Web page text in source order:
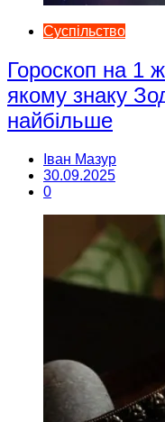
Суспільство
Гороскоп на 1
якому знаку
найбільше
Іван Мазур
30.09.2025
0